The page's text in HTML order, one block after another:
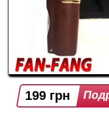
199 грн